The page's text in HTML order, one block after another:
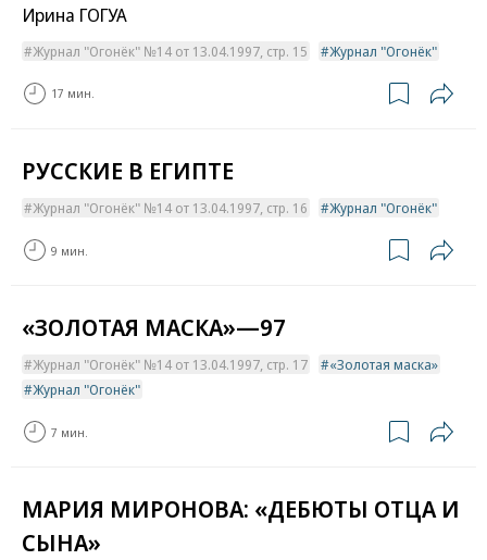
Ирина ГОГУА
Журнал "Огонёк" №14 от 13.04.1997, стр. 15 Журнал "Огонёк"
17 мин.
РУССКИЕ В ЕГИПТЕ
Журнал "Огонёк" №14 от 13.04.1997, стр. 16 Журнал "Огонёк"
9 мин.
«ЗОЛОТАЯ МАСКА»—97
Журнал "Огонёк" №14 от 13.04.1997, стр. 17
«Золотая маска»
Журнал "Огонёк"
7 мин.
МАРИЯ МИРОНОВА: «ДЕБЮТЫ ОТЦА И
СЫНА»